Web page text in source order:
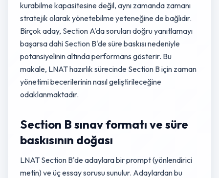
kurabilme kapasitesine değil, aynı zamanda zamanı
stratejik olarak yönetebilme yeteneğine de bağlıdır.
Birçok aday, Section A'da soruları doğru yanıtlamayı
başarsa dahi Section B'de süre baskısı nedeniyle
potansiyelinin altında performans gösterir. Bu
makale, LNAT hazırlık sürecinde Section B için zaman
yönetimi becerilerinin nasıl geliştirileceğine
odaklanmaktadır.
Section B sınav formatı ve süre
baskısının doğası
LNAT Section B'de adaylara bir prompt (yönlendirici
metin) ve üç essay sorusu sunulur. Adaylardan bu